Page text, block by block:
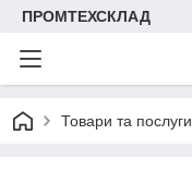
ПРОМТЕХСКЛАД
Товари та послуги